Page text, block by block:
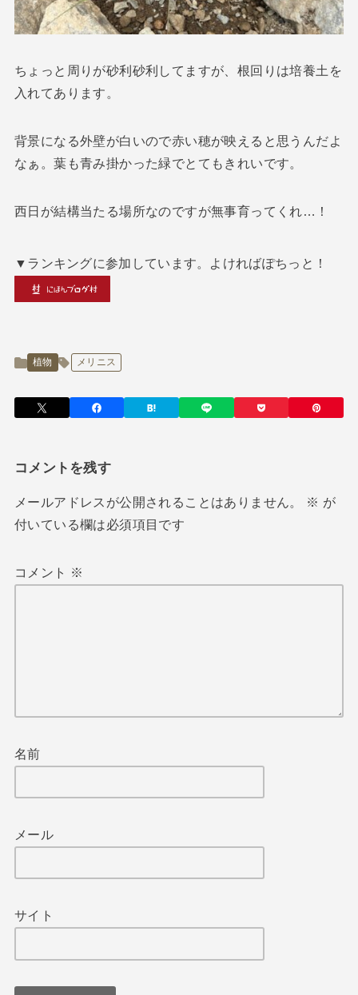
ちょっと周りが砂利砂利してますが、根回りは培養土を
入れてあります。
背景になる外壁が白いので赤い穂が映えると思うんだよ
なぁ。葉も青み掛かった緑でとてもきれいです。
西日が結構当たる場所なのですが無事育ってくれ…！
▼ランキングに参加しています。よければぽちっと！
植物 メリニス
コメントを残す
メールアドレスが公開されることはありません。 ※ が
付いている欄は必須項目です
コメント ※
名前
メール
サイト